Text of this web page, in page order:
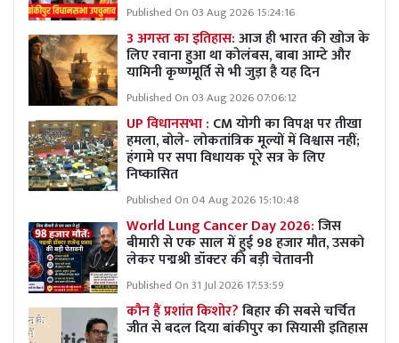
Published On 03 Aug 2026 15:24:16
3 अगस्त का इतिहास:आज ही भारत की खोज के
लिए रवाना हुआ था कोलंबस, बाबा आम्टे और
यामिनी कृष्णमूर्ति से भी जुड़ा है यह दिन
Published On 03 Aug 2026 07:06:12
UP विधानसभा : CM योगी का विपक्ष पर तीखा
हमला, बोले- लोकतांत्रिक मूल्यों में विश्वास नहीं;
हंगामे पर सपा विधायक पूरे सत्र के लिए
निष्कासित
Published On 04 Aug 2026 15:10:48
World Lung Cancer Day 2026:जिस
बीमारी से एक साल में हुई 98 हजार मौत, उसको
लेकर पद्मश्री डॉक्टर की बड़ी चेतावनी
Published On 31 Jul 2026 17:53:59
कौन हैं प्रशांत किशोर?बिहार की सबसे चर्चित
जीत से बदल दिया बांकीपुर का सियासी इतिहास